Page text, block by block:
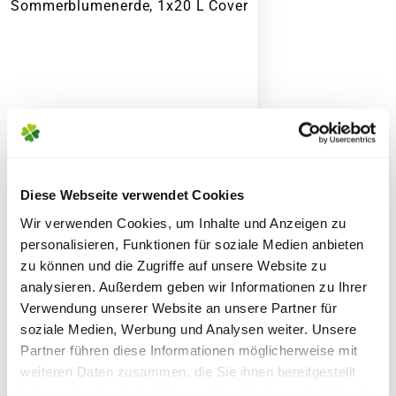
Diese Webseite verwendet Cookies
Wir verwenden Cookies, um Inhalte und Anzeigen zu
personalisieren, Funktionen für soziale Medien anbieten
zu können und die Zugriffe auf unsere Website zu
analysieren. Außerdem geben wir Informationen zu Ihrer
Verwendung unserer Website an unsere Partner für
soziale Medien, Werbung und Analysen weiter. Unsere
Partner führen diese Informationen möglicherweise mit
weiteren Daten zusammen, die Sie ihnen bereitgestellt
Aussehen, Größe, Form und Farbe der
gezeigten Abbildung abweichen.
können ebenfalls dieBlütenständeund
Reifezeiten
DieLiefergrößewird zusätzlich durch
saisonale Formschnitte beeinflusst,
welche in den Gärtnereien durchgeführt
werden. Die am Produkt angegebene
14,95€
SPEDITIONSVERSAND
29,95€
FLORAGARD Aktiv
Sommerblumenerde, 1x20 L
9,99